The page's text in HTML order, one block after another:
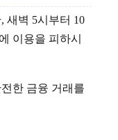
새벽 5시부터 10
이용을 피하시
한 금융 거래를